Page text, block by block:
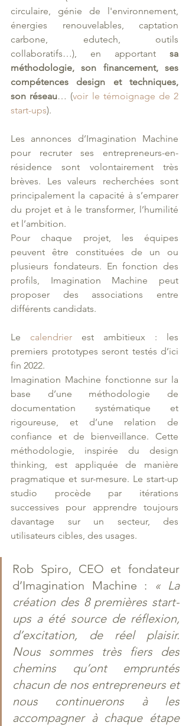
circulaire, génie de l'environnement,
énergies renouvelables, captation
carbone, edutech, outils
collaboratifs…), en apportant sa
méthodologie, son financement, ses
compétences design et techniques,
son réseau… (voir le témoignage de 2
start-ups).
Les annonces d’Imagination Machine
pour recruter ses entrepreneurs-en-
résidence sont volontairement très
brèves. Les valeurs recherchées sont
principalement la capacité à s’emparer
du projet et à le transformer, l’humilité
et l’ambition.
Pour chaque projet, les équipes
peuvent être constituées de un ou
plusieurs fondateurs. En fonction des
profils, Imagination Machine peut
proposer des associations entre
différents candidats.
Le calendrier est ambitieux : les
premiers prototypes seront testés d’ici
fin 2022.
Imagination Machine fonctionne sur la
base d’une méthodologie de
documentation systématique et
rigoureuse, et d’une relation de
confiance et de bienveillance. Cette
méthodologie, inspirée du design
thinking, est appliquée de manière
pragmatique et sur-mesure. Le start-up
studio procède par itérations
successives pour apprendre toujours
davantage sur un secteur, des
utilisateurs cibles, des usages.
Rob Spiro, CEO et fondateur
d’Imagination Machine :
« La
création des 8 premières start-
ups a été source de réflexion,
d’excitation, de réel plaisir.
Nous sommes très fiers des
chemins qu’ont empruntés
chacun de nos entrepreneurs et
nous continuerons à les
accompagner à chaque étape